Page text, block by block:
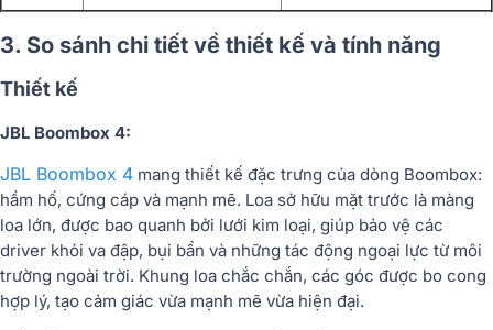
3. So sánh chi tiết về thiết kế và tính năng
Thiết kế
JBL Boombox 4:
JBL Boombox 4 mang thiết kế đặc trưng của dòng Boombox:
hầm hố, cứng cáp và mạnh mẽ. Loa sở hữu mặt trước là màng
loa lớn, được bao quanh bởi lưới kim loại, giúp bảo vệ các
driver khỏi va đập, bụi bẩn và những tác động ngoại lực từ môi
trường ngoài trời. Khung loa chắc chắn, các góc được bo cong
hợp lý, tạo cảm giác vừa mạnh mẽ vừa hiện đại.